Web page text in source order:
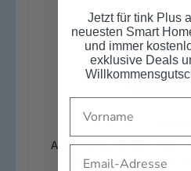
Anton ist seit 2022 im
seitdem 125+ Artikel
Jetzt für tink Plus
neuesten Smart
und immer
exklusive Deals